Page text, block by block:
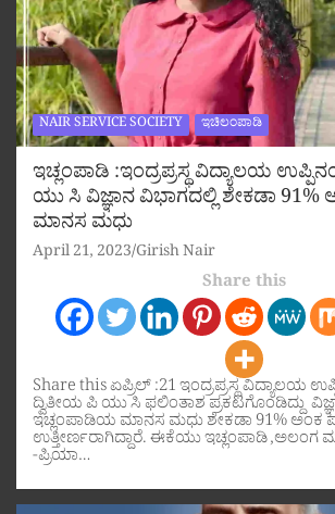
NAIR SERVICE SOCIETY ಇಚಿಲಂಪಾಡಿ
ಇಚ್ಲಂಪಾಡಿ :ಇಂದ್ರಪ್ರಸ್ಥ ವಿದ್ಯಾಲಯ
ಯು ಸಿ ವಿಜ್ಞಾನ ವಿಭಾಗದಲ್ಲಿ ಶೇಕಡಾ
ಮಾನಸ ಮಧು
April 21, 2023 Girish Nair
Share this
Share this ಏಪ್ರಿಲ್ :21 ಇಂದ್ರಪ್ರಸ್ಥ ವಿದ್ಯಾಲಯ
ದ್ವಿತೀಯ ಪಿ ಯು ಸಿ ಫಲಿಂತಾಶ ಪ್ರಕಟಗೊಂಡಿದ್ದು
ಇಚ್ಲಂಪಾಡಿಯ ಮಾನಸ ಮಧು ಶೇಕಡಾ 91% ಅಂಕ
ಉತ್ತೀರ್ಣರಾಗಿದ್ದಾರೆ. ಈಕೆಯು ಇಚ್ಲಂಪಾಡಿ ,ಅಲಂಗ
-ಪ್ರಿಯಾ…